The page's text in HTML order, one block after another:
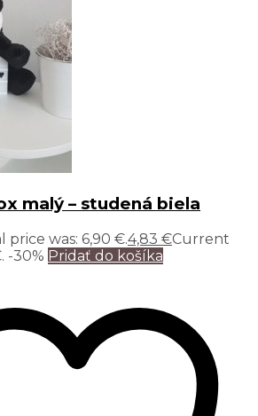
malý – studená biela
price was: 6,90 €.4,83 €Current
-30% Pridať do košíka